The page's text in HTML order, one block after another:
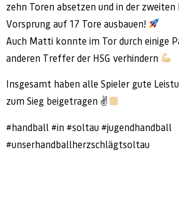
zehn Toren absetzen und in der zweiten
Vorsprung auf 17 Tore ausbauen!
Auch Matti konnte im Tor durch einige
anderen Treffer der HSG verhindern
Insgesamt haben alle Spieler gute
zum Sieg beigetragen ✌
#handball #in #soltau #jugendhandball
#unserhandballherzschlägtsoltau